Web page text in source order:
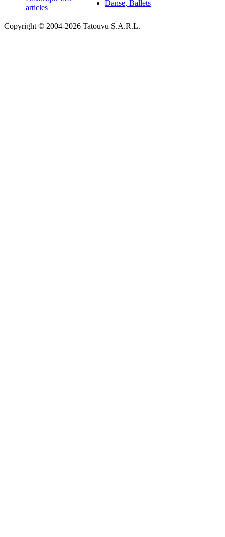
articles
Danse, Ballets
Copyright © 2004-2026 Tatouvu S.A.R.L.